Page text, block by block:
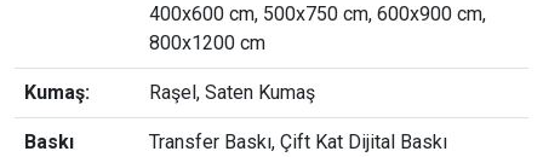
400x600 cm, 500x750 cm, 600x900 cm,
800x1200 cm
Kumaş: Raşel, Saten Kumaş
Baskı
Transfer Baskı, Çift Kat Dijital Baskı